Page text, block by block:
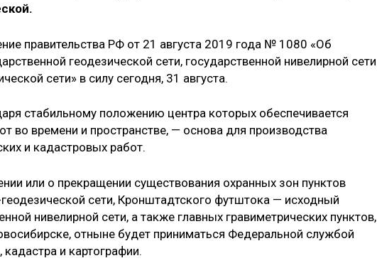
правительства РФ от 21 августа 2019 года № 1080 «Об
геодезической сети, государственной нивелирной сети
сети» в силу сегодня, 31 августа.
стабильному положению центра которых обеспечивается
во времени и пространстве, — основа для производства
и кадастровых работ.
или о прекращении существования охранных зон пунктов
сети, Кронштадтского футштока — исходный
нивелирной сети, а также главных гравиметрических пунктов,
отныне будет приниматься Федеральной службой
кадастра и картографии.